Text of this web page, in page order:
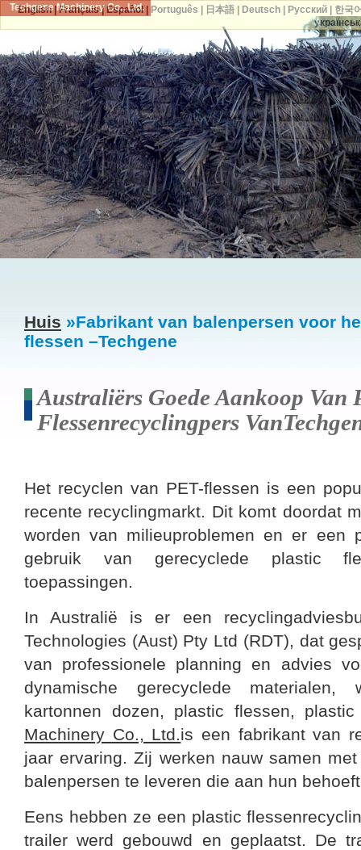
Techgene Machinery Co., Ltd.
Huis »Fabrikant van balenpersen voor
flessen –Techgene
Australiërs Goede Aankoop Van
Flessenrecyclingpers
Het recyclen van PET-flessen is een
recente recyclingmarkt. Dit komt doordat
worden van milieuproblemen en er een
gebruik van gerecyclede plastic
toepassingen.
In Australië is er een
Technologies (Aust) Pty Ltd (RDT), dat
van professionele planning en advies
dynamische gerecyclede materialen,
kartonnen dozen, plastic flessen,
Machinery Co., Ltd.is een fabrikant van
jaar ervaring. Zij werken nauw samen
balenpersen te leveren die aan hun
Eens hebben ze een plastic
trailer werd gebouwd en geplaatst. De
English|Français| Español| Português 日本語| Deutsch| Русский|
한국